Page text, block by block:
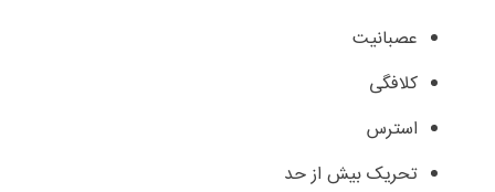
عصبانیت
کلافگی
استرس
تحریک بیش از حد